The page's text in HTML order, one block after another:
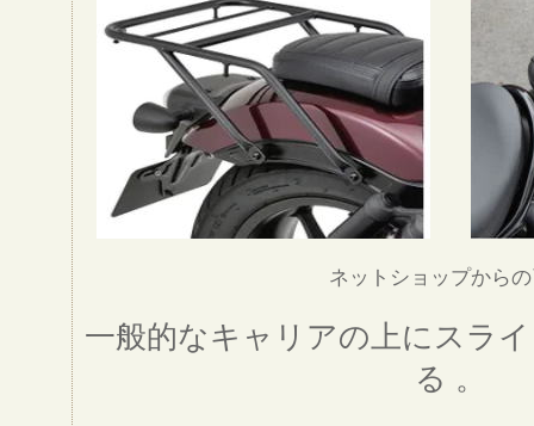
ネットショップから
一般的なキャリアの上にスラ
る 。